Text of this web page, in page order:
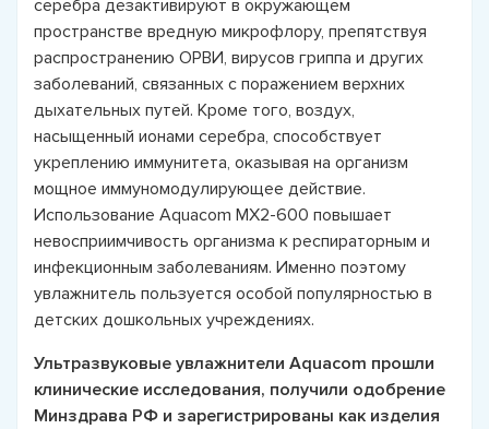
серебра дезактивируют в окружающем
пространстве вредную микрофлору, препятствуя
распространению ОРВИ, вирусов гриппа и других
заболеваний, связанных с поражением верхних
дыхательных путей. Кроме того, воздух,
насыщенный ионами серебра, способствует
укреплению иммунитета, оказывая на организм
мощное иммуномодулирующее действие.
Использование Aquacom MX2-600 повышает
невосприимчивость организма к респираторным и
инфекционным заболеваниям. Именно поэтому
увлажнитель пользуется особой популярностью в
детских дошкольных учреждениях.
Ультразвуковые увлажнители Aquacom прошли
клинические исследования, получили одобрение
Минздрава РФ и зарегистрированы как изделия